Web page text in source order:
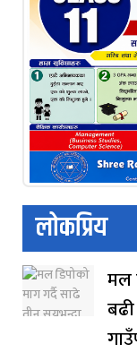
लोकप्रिय
मल